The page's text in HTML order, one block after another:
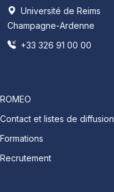
Université de Reims
Champagne-Ardenne
+33 326 91 00 00
ROMEO
Contact et listes de diffusion
Formations
Recrutement